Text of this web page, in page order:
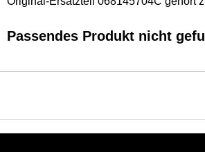
Passendes Produkt nicht